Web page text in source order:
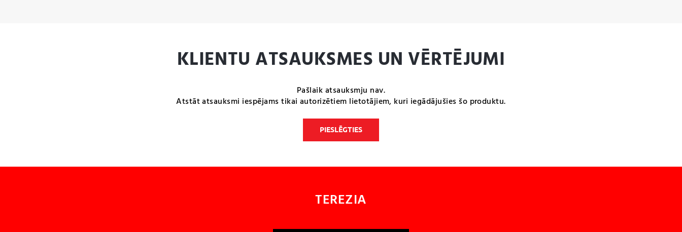
KLIENTU ATSAUKSMES UN VĒRTĒJUMI
Pašlaik atsauksmju nav.
Atstāt atsauksmi iespējams tikai autorizētiem lietotājiem, kuri iegādājušies šo produktu.
PIESLĒGTIES
TEREZIA